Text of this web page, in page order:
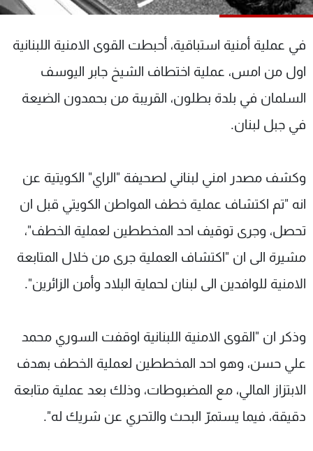
في عملية أمنية استباقية، أحبطت القوى الامنية اللبنانية
اول من امس، عملية اختطاف الشيخ جابر اليوسف
السلمان في بلدة بطلون، القريبة من بحمدون الضيعة
في جبل لبنان.
وكشف مصدر امني لبناني لصحيفة "الراي" الكويتية عن
انه "تم اكتشاف عملية خطف المواطن الكويتي قبل ان
تحصل، وجرى توقيف احد المخططين لعملية الخطف"،
مشيرة الى ان "اكتشاف العملية جرى من خلال المتابعة
الامنية للوافدين الى لبنان لحماية البلاد وأمن الزائرين".
وذكر ان "القوى الامنية اللبنانية اوقفت السوري محمد
علي حسن، وهو احد المخططين لعملية الخطف بهدف
الابتزاز المالي، مع المضبوطات، وذلك بعد عملية متابعة
دقيقة، فيما يستمرّ البحث والتحري عن شريك له".
شاهد البرامج
عن MTV
الإنـتـاج
لاعلاناتكم
وظائف
تواصل معنا
شروط الإسـتخدام